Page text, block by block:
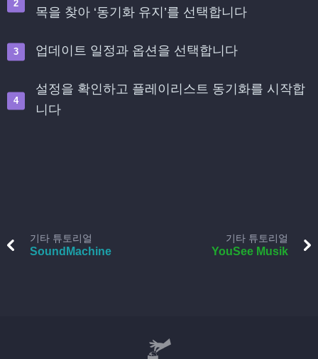
목을 찾아 ‘동기화 유지’를 선택합니다
업데이트 일정과 옵션을 선택합니다
설정을 확인하고 플레이리스트 동기화를 시작합
니다
기타 튜토리얼
SoundMachine
기타 튜토리얼
YouSee Musik